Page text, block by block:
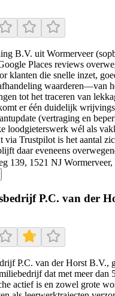
B.V. uit Wormerveer
Places reviews
klanten die snelle inzet,
waarderen—van
tot het traceren van
er één duidelijk
(vertraging en
loodgieterswerk wél als
via Trustpilot is het aantal
daar eveneens
139, 1521 NJ
P.C. van der
P.C. van der Horst B.V.,
dat met meer dan
actief is en zowel grote